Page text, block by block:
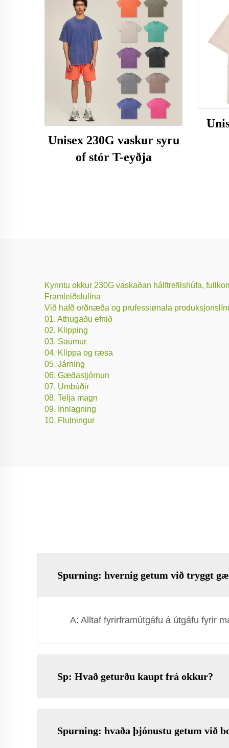
Unisex 230G vaskur syru
of stór T-eyðja
Kynntu okkur 230G vaskaðan hálftrefilshúfa,
Framleiðslulína
Við hafð orðnæða og prufessiønala
01. Athugaðu efnið
02. Klipping
03. Saumur
04. Klippa og ræsa
05. Járning
06. Gæðastjórnun
07. Umbúðir
08. Telja magn
09. Innlagning
10. Flutningur
Spurning: hvernig getum við tryggt
A: Alltaf fyrirframútgáfu á útgáfu fyrir
Sp: Hvað geturðu kaupt frá okkur?
Spurning: hvaða þjónustu getum við